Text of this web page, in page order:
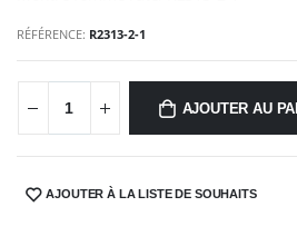
RÉFÉRENCE: R2313-2-1
AJOUTER AU
SHARE:AJOUTER À LA LISTE DE SOUHAITS